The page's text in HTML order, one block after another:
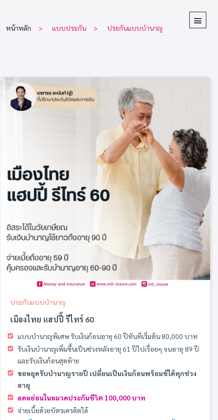
หน้าหลัก แบบประกัน ประกันแบบบำนาญ
ประกันแบบบำนาญ
เมืองไทย แฮปปี้ รีไทร์ 60
แบบบำนาญพิเศษ รับเงินก้อนอายุ 60 ปีทันทีเริ่มต้น 80,000 บาท
รับเงินบำนาญเพิ่มขึ้นเป็นช่วงหลังอายุ 61 ปีไปเรื่อยๆ จนอายุ 89 ปี
และรับเงินก้อนสุดท้าย
ขอหยุดรับบำนาญรายปี เปลี่ยนเป็นเงินก้อนพร้อมช้ได้ทุกช่วง
อายุ
ลดหย่อนในหมวดประกันชีวิต 100,000 บาท
จ่ายเบี้ยด้วยบัตรเครดิตได้